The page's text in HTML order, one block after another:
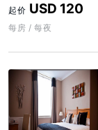
起价 USD 120
每房 / 每夜